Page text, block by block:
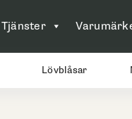
Tjänster
Lövblåsar